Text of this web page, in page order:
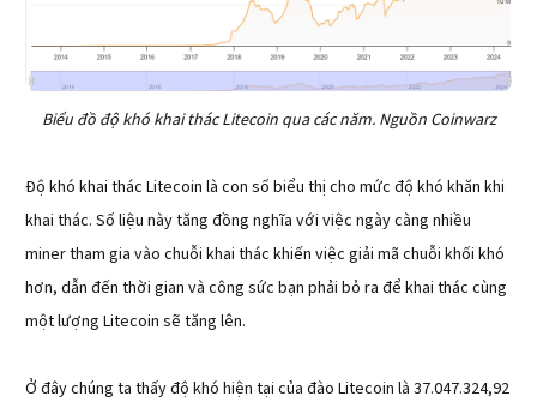
Biểu đồ độ khó khai thác Litecoin qua các năm. Nguồn Coinwarz
Độ khó khai thác Litecoin là con số biểu thị cho mức độ khó khăn khi
khai thác. Số liệu này tăng đồng nghĩa với việc ngày càng nhiều
miner tham gia vào chuỗi khai thác khiến việc giải mã chuỗi khối khó
hơn, dẫn đến thời gian và công sức bạn phải bỏ ra để khai thác cùng
một lượng Litecoin sẽ tăng lên.
Ở đây chúng ta thấy độ khó hiện tại của đào Litecoin là 37.047.324,92